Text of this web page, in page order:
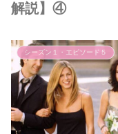
解説】④
シーズン１・エピソード５